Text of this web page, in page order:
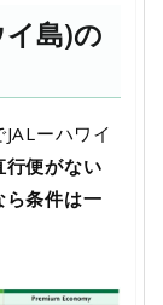
島)の
ーハワイ
行便がない
ら条件は一